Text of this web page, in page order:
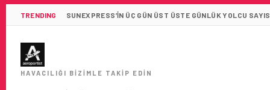
TRENDING SUNEXPRESS’IN ÜÇ GÜN ÜST ÜSTE GÜNLÜK YOLCU
HAVACILIĞI BIZIMLE TAKIP EDIN